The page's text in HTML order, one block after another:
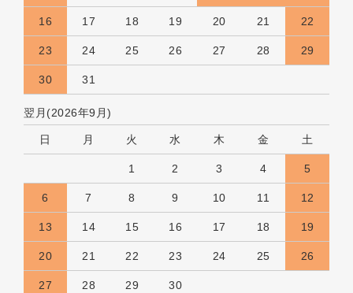
16 17 18 19 20 21 22
23 24 25 26 27 28 29
30 31
翌月(2026年9月)
日 月 火 水 木 金 土
1 2 3 4 5
6 7 8 9 10 11 12
13 14 15 16 17 18 19
20 21 22 23 24 25 26
27 28 29 30